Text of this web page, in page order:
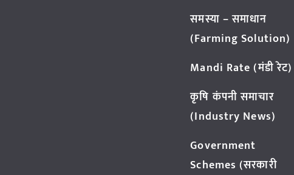
समस्या – समाधान
(Farming Solution)
Mandi Rate (मंडी रेट)
कृषि कंपनी समाचार
(Industry News)
Government
Schemes (सरकारी